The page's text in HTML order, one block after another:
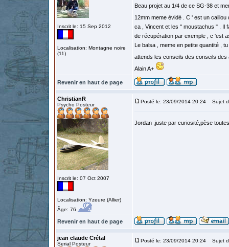
Inscrit le: 15 Sep 2012
Localisation: Montagne noire
(11)
Beau projet au 1/4 de ce SG-38 et
12mm meme évidé . C ' est un
ca , Vincent et les " moustachus " . Il
de récupération par exemple , c 'est
Le balsa , meme en petite quantité ,
attends les conseils des conseils
Alain A+
Revenir en haut de page
ChristianR
Psycho Posteur
Inscrit le: 07 Oct 2007
Localisation: Yzeure (Allier)
Âge: 76
Posté le: 23/09/2014 20:24 Sujet
Jordan ,juste par curiosité,pèse
Revenir en haut de page
jean claude Crétal
Serial Posteur
Posté le: 23/09/2014 20:24 Sujet